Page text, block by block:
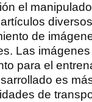
el
de
Las
para el
es
de